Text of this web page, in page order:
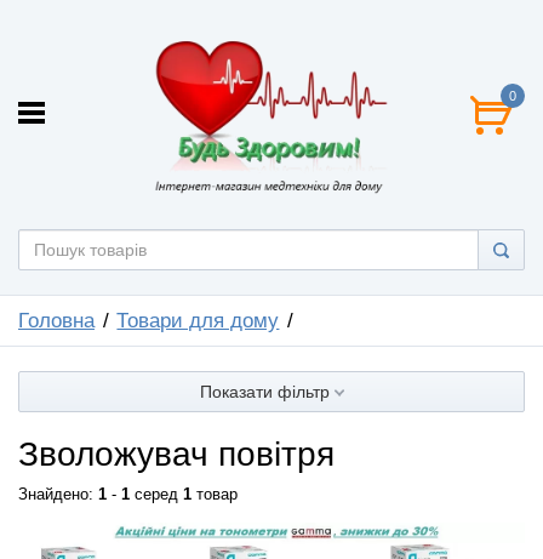
0
Головна Товари для дому
Показати фільтр
Зволожувач повітря
Знайдено: 1 - 1 серед 1 товар